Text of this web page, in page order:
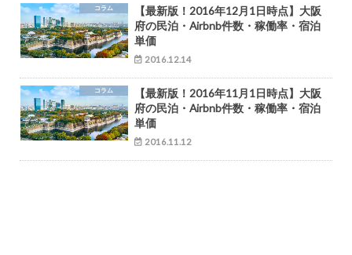
コラム
【最新版！2016年12月1日時点】大阪
府の民泊・Airbnb件数・稼働率・宿泊
単価
2016.12.14
コラム
【最新版！2016年11月1日時点】大阪
府の民泊・Airbnb件数・稼働率・宿泊
単価
2016.11.12